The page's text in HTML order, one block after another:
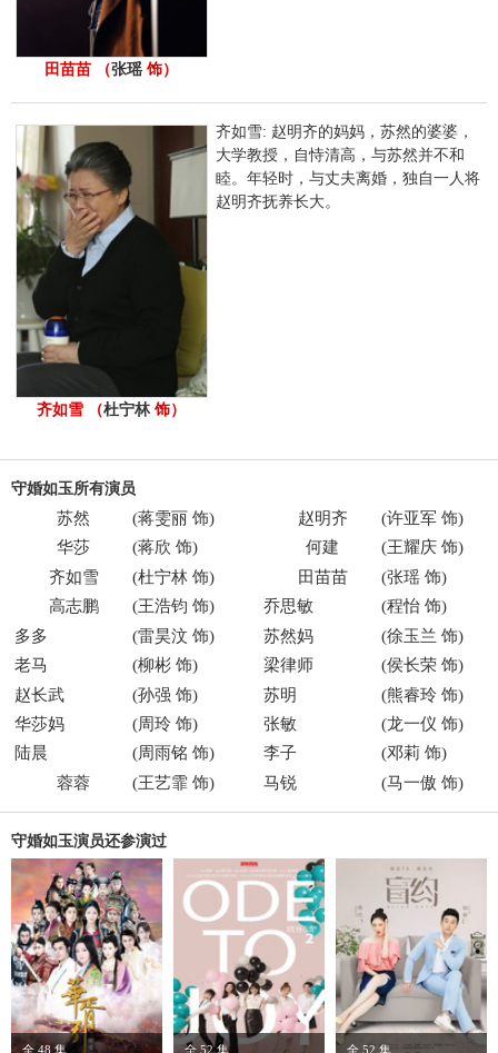
田苗苗 （张瑶饰）
齐如雪 （杜宁林饰）
齐如雪: 赵明齐的妈妈，苏然的婆婆，
大学教授，自恃清高，与苏然并不和
睦。年轻时，与丈夫离婚，独自一人将
赵明齐抚养长大。
守婚如玉所有演员
苏然 (蒋雯丽饰) 赵明齐 (许亚军饰)
华莎
(蒋欣 饰) 何建 (王耀庆饰)
齐如雪
(杜宁林饰) 田苗苗 (张瑶饰)
高志鹏
(王浩钧 饰) 乔思敏
(程怡 饰)
多多
(雷昊汶 饰) 苏然妈
(徐玉兰 饰)
老马
(柳彬 饰) 梁律师
(侯长荣 饰)
赵长武
(孙强 饰) 苏明
(熊睿玲 饰)
华莎妈
(周玲 饰) 张敏
(龙一仪 饰)
陆晨
(周雨铭 饰) 李子
(邓莉 饰)
蓉蓉
(王艺霏 饰) 马锐 (马一傲 饰)
守婚如玉演员还参演过
全 48 集 全 52 集 全 52 集